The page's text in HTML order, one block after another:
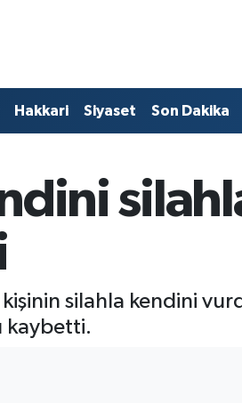
Hakkari Siyaset Son Dakika
silahla kendini
kaybetti.